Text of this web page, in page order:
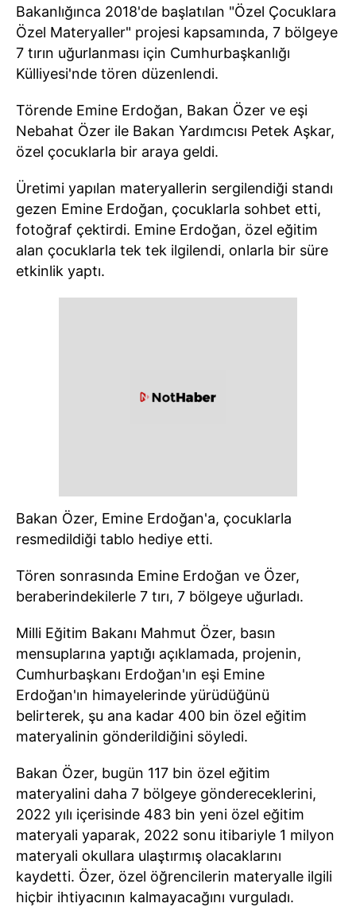
Bakanlığınca 2018'de başlatılan "Özel Çocuklara
Özel Materyaller" projesi kapsamında, 7 bölgeye
7 tırın uğurlanması için Cumhurbaşkanlığı
Külliyesi'nde tören düzenlendi.
Törende Emine Erdoğan, Bakan Özer ve eşi
Nebahat Özer ile Bakan Yardımcısı Petek Aşkar,
özel çocuklarla bir araya geldi.
Üretimi yapılan materyallerin sergilendiği standı
gezen Emine Erdoğan, çocuklarla sohbet etti,
fotoğraf çektirdi. Emine Erdoğan, özel eğitim
alan çocuklarla tek tek ilgilendi, onlarla bir süre
etkinlik yaptı.
Bakan Özer, Emine Erdoğan'a, çocuklarla
resmedildiği tablo hediye etti.
Tören sonrasında Emine Erdoğan ve Özer,
beraberindekilerle 7 tırı, 7 bölgeye uğurladı.
Milli Eğitim Bakanı Mahmut Özer, basın
mensuplarına yaptığı açıklamada, projenin,
Cumhurbaşkanı Erdoğan'ın eşi Emine
Erdoğan'ın himayelerinde yürüdüğünü
belirterek, şu ana kadar 400 bin özel eğitim
materyalinin gönderildiğini söyledi.
Bakan Özer, bugün 117 bin özel eğitim
materyalini daha 7 bölgeye göndereceklerini,
2022 yılı içerisinde 483 bin yeni özel eğitim
materyali yaparak, 2022 sonu itibariyle 1 milyon
materyali okullara ulaştırmış olacaklarını
kaydetti. Özer, özel öğrencilerin materyalle ilgili
hiçbir ihtiyacının kalmayacağını vurguladı.